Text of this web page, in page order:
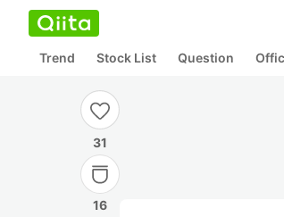
Trend Stock List Question
31
16